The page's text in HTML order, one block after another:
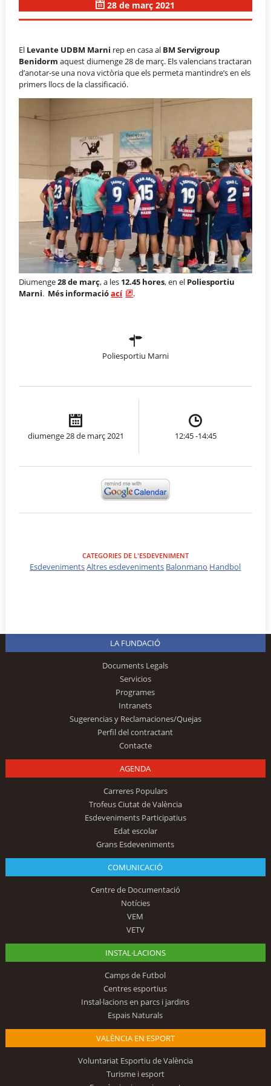
28 de març 2021
El Levante UDBM Marni rep en casa al BM Servigroup
Benidorm aquest diumenge 28 de març. Els valencians tractaran
d’anotar-se una nova victòria que els permeta mantindre’s en els
primers llocs de la classificació.
Diumenge28 de març, a les 12.45 hores, en el Poliesportiu
Marni. Més informacióací .
Poliesportiu Marni
diumenge 28 de març 2021 12:45 -14:45
CATEGORIES DE L'ESDEVENIMENT
EsdevenimentsAltres esdeveniments Balonmano Handbol
LA FUNDACIÓ
Documents Legals
Servicios
Programes
Intranets
Sugerencias y Reclamaciones/Quejas
Perfil del contractant
Contacte
AGENDA
Carreres Populars
Trofeus Ciutat de València
Esdeveniments Participatius
Edat escolar
Grans Esdeveniments
COMUNICACIÓ
Centre de Documentació
Notícies
VEM
VETV
INSTAL·LACIONS
Camps de Futbol
Centres esportius
Instal·lacions en parcs i jardins
Espais Naturals
VALÈNCIA EN ESPORT
Voluntariat Esportiu de València
Turisme i esport